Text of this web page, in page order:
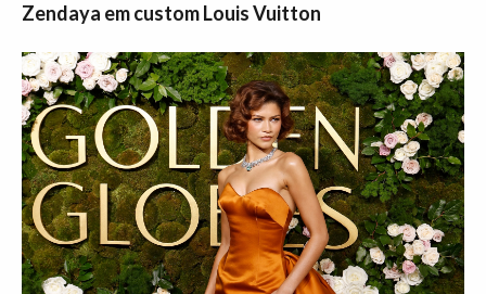
Zendaya em custom Louis Vuitton